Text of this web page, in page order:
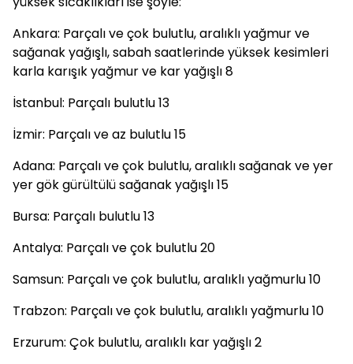
Ankara: Parçalı ve çok bulutlu, aralıklı yağmur ve
sağanak yağışlı, sabah saatlerinde yüksek kesimleri
karla karışık yağmur ve kar yağışlı 8
İstanbul: Parçalı bulutlu 13
İzmir: Parçalı ve az bulutlu 15
Adana: Parçalı ve çok bulutlu, aralıklı sağanak ve yer
yer gök gürültülü sağanak yağışlı 15
Bursa: Parçalı bulutlu 13
Antalya: Parçalı ve çok bulutlu 20
Samsun: Parçalı ve çok bulutlu, aralıklı yağmurlu 10
Trabzon: Parçalı ve çok bulutlu, aralıklı yağmurlu 10
Erzurum: Çok bulutlu, aralıklı kar yağışlı 2